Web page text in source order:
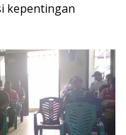
kepentingan